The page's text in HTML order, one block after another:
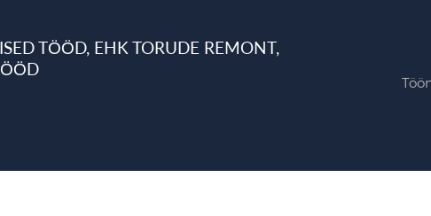
TÖÖD, EHK TORUDE REMONT,